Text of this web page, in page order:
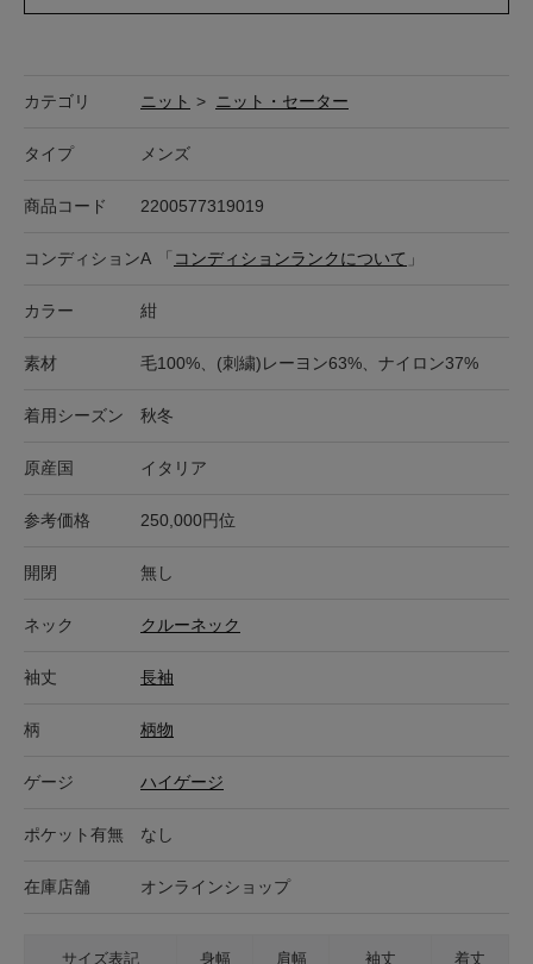
カテゴリ ニット > ニット・セーター
タイプ メンズ
商品コード 2200577319019
コンディションA 「 コンディションランクについて 」
カラー 紺
素材 毛100%、(刺繍)レーヨン63%、ナイロン37%
着用シーズン 秋冬
原産国 イタリア
参考価格 250,000円位
開閉 無し
ネック クルーネック
袖丈 長袖
柄 柄物
ゲージ ハイゲージ
ポケット有無 なし
在庫店舗 オンラインショップ
サイズ表記 身幅 肩幅 袖丈 着丈